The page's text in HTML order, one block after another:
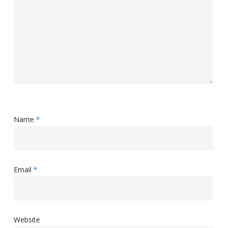
Name *
Email *
Website